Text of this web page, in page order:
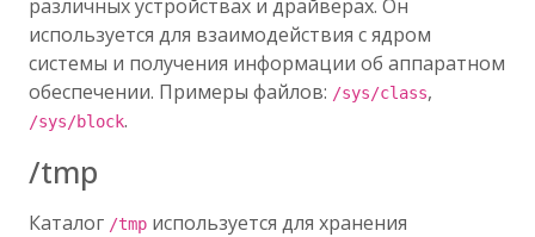
различных устройствах и драйверах. Он
используется для взаимодействия с ядром
системы и получения информации об аппаратном
обеспечении. Примеры файлов: /sys/class,
/sys/block.
/tmp
Каталог /tmp используется для хранения